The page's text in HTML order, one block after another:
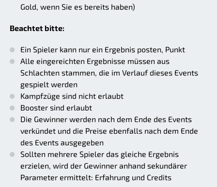
Gold, wenn Sie es bereits haben)
Beachtet bitte:
Ein Spieler kann nur ein Ergebnis posten, Punkt
Alle eingereichten Ergebnisse müssen aus
Schlachten stammen, die im Verlauf dieses Events
gespielt werden
Kampfzüge sind nicht erlaubt
Booster sind erlaubt
Die Gewinner werden nach dem Ende des Events
verkündet und die Preise ebenfalls nach dem Ende
des Events ausgegeben
Sollten mehrere Spieler das gleiche Ergebnis
erzielen, wird der Gewinner anhand sekundärer
Parameter ermittelt: Erfahrung und Credits